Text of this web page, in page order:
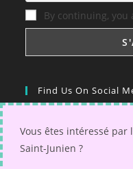
By continuing, you
Find Us On Social
Vous êtes intéressé par
Saint-Junien ?